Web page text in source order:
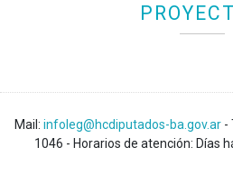
Mail: infoleg@hcdiputados-ba.gov.ar -
1046 - Horarios de atención: Días